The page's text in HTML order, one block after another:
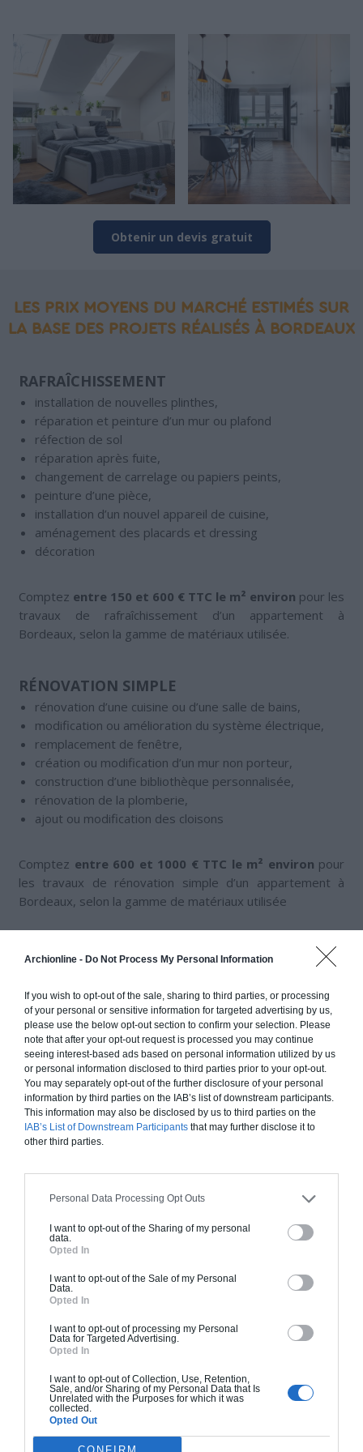
Archionline - Do Not Process My Personal Information
If you wish to opt-out of the sale, sharing to third parties, or processing
of your personal or sensitive information for targeted advertising by us,
please use the below opt-out section to confirm your selection. Please
note that after your opt-out request is processed you may continue
seeing interest-based ads based on personal information utilized by us
or personal information disclosed to third parties prior to your opt-out.
You may separately opt-out of the further disclosure of your personal
information by third parties on the IAB’s list of downstream participants.
This information may also be disclosed by us to third parties on the
IAB’s List of Downstream Participants that may further disclose it to
other third parties.
Personal Data Processing Opt Outs
I want to opt-out of the Sharing of my personal
data.
Opted In
I want to opt-out of the Sale of my Personal
Data.
Opted In
I want to opt-out of processing my Personal
Data for Targeted Advertising.
Opted In
I want to opt-out of Collection, Use, Retention,
Sale, and/or Sharing of my Personal Data that Is
Unrelated with the Purposes for which it was
collected.
Opted Out
Obtenir un devis gratuit
LES PRIX MOYENS DU MARCHÉ ESTIMÉS SUR
LA BASE DES PROJETS RÉALISÉS À BORDEAUX
RAFRAÎCHISSEMENT
installation de nouvelles plinthes,
réparation et peinture d’un mur ou plafond
réfection de sol
réparation après fuite,
changement de carrelage ou papiers peints,
peinture d’une pièce,
installation d’un nouvel appareil de cuisine,
aménagement des placards et dressing
décoration
Comptez entre 150 et 600 € TTC le m² environ pour les
travaux de rafraîchissement d’un appartement à
Bordeaux, selon la gamme de matériaux utilisée.
RÉNOVATION SIMPLE
rénovation d’une cuisine ou d’une salle de bains,
modification ou amélioration du système électrique,
remplacement de fenêtre,
création ou modification d’un mur non porteur,
construction d’une bibliothèque personnalisée,
rénovation de la plomberie,
ajout ou modification des cloisons
Comptez entre 600 et 1000 € TTC le m² environ pour
les travaux de rénovation simple d’un appartement à
Bordeaux, selon la gamme de matériaux utilisée
RÉNOVATION LOURDE
remplacement ou restauration des cadres de fenêtre,
retrait d’une cheminée ou d’un foyer fermé,
révision complète du système électrique ou de
plomberie et l’isolation,
modification ou destruction des murs porteurs,
modification de la structure du plancher
Comptezentre 1000 et 1800 € TTC le m² environpour
des travaux de grosse rénovation d’un appartement à